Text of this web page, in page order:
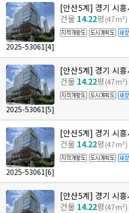
2025-53061[4]
[안산5계] 경기 시흥
건물 14.22평(47m²)
2025-53061[5]
[안산5계] 경기 시흥
건물 14.22평(47m²)
2025-53061[6]
[안산5계] 경기 시흥
건물 14.22평(47m²)
[안산5계] 경기 시흥
건물 14.22평(47m²)